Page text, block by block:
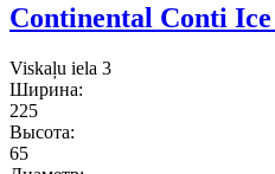
Continental Conti
Viskaļu iela 3
Ширина:
225
Высота:
65